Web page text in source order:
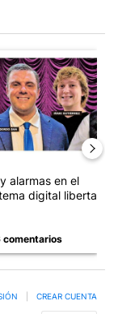
Jorge Messi, el
de tendencia con
alarmas en el
digital libertario
comentarios
CREAR CUENTA